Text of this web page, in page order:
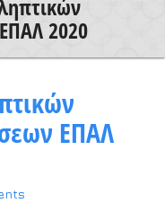
2020
ΕΠΑΛ